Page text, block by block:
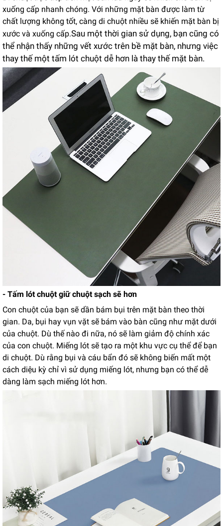
xuống cấp nhanh chóng. Với những mặt bàn được làm từ
chất lượng không tốt, càng di chuột nhiều sẽ khiến mặt bàn bị
xước và xuống cấp.Sau một thời gian sử dụng, bạn cũng có
thể nhận thấy những vết xước trên bề mặt bàn, nhưng việc
thay thế một tấm lót chuột dễ hơn là thay thế mặt bàn.
- Tấm lót chuột giữ chuột sạch sẽ hơn
Con chuột của bạn sẽ dần bám bụi trên mặt bàn theo thời
gian. Da, bụi hay vụn vặt sẽ bám vào bàn cũng như mặt dưới
của chuột. Dù thế nào đi nữa, nó sẽ làm giảm độ chính xác
của con chuột. Miếng lót sẽ tạo ra một khu vực cụ thể để bạn
di chuột. Dù rằng bụi và cáu bẩn đó sẽ không biến mất một
cách diệu kỳ chỉ vì sử dụng miếng lót, nhưng bạn có thể dễ
dàng làm sạch miếng lót hơn.